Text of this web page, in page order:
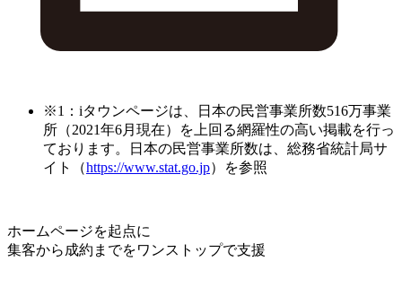
※1：iタウンページは、日本の民営事業所数516万事業
所（2021年6月現在）を上回る網羅性の高い掲載を行っ
ております。日本の民営事業所数は、総務省統計局サ
イト（https://www.stat.go.jp）を参照
ホームページを起点に
集客から成約までをワンストップで支援